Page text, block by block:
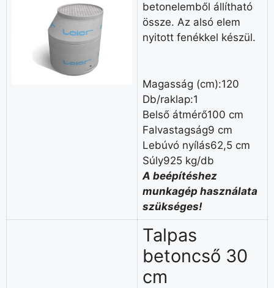
betonelemből állítható
össze. Az alsó elem
nyitott fenékkel készül.
Magasság (cm):120
Db/raklap:1
Belső átmérő100 cm
Falvastagság9 cm
Lebúvó nyílás62,5 cm
Súly925 kg/db
A beépítéshez
munkagép használata
szükséges!
Talpas
betoncső 30
cm